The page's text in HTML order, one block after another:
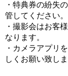
・特典券の紛失
管してください。
・撮影会はお客
なります。
・カメラアプリ
しくお願い致しま